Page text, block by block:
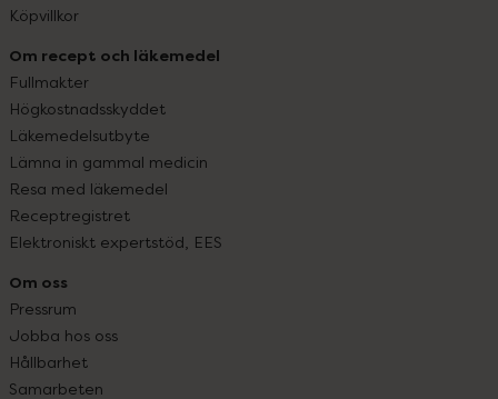
Köpvillkor
Om recept och läkemedel
Fullmakter
Högkostnadsskyddet
Läkemedelsutbyte
Lämna in gammal medicin
Resa med läkemedel
Receptregistret
Elektroniskt expertstöd, EES
Om oss
Pressrum
Jobba hos oss
Hållbarhet
Samarbeten